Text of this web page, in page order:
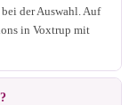
der Auswahl. Auf
in Voxtrup mit